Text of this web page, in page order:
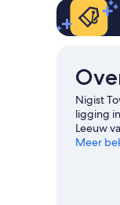
Nigist
ligging
Leeuw
reisgids
Meer